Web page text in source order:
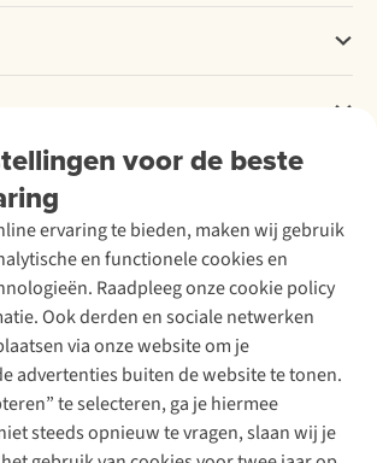
voor de beste
ervaring te bieden, maken wij gebruik
en functionele cookies en
Raadpleeg onze cookie policy
Ook derden en sociale netwerken
via onze website om je
advertenties buiten de website te tonen.
te selecteren, ga je hiermee
steeds opnieuw te vragen, slaan wij je
nieuwsbrief
Follow us